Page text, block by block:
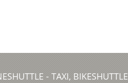
- TAXI, BIKESHUTTLE